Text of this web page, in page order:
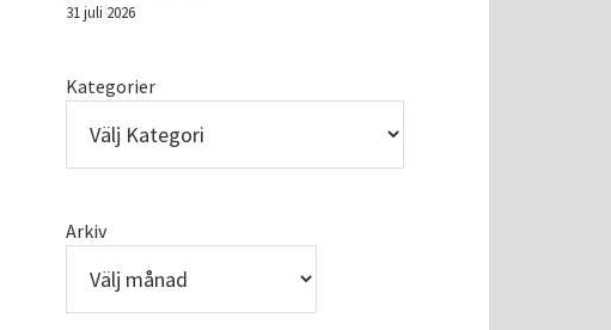
31 juli 2026
Kategorier
Arkiv